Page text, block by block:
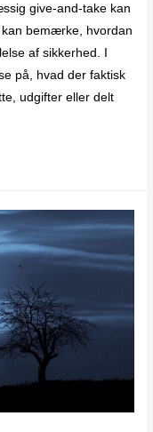
give-and-take kan
bemærke, hvordan
af sikkerhed. I
på, hvad der faktisk
udgifter eller delt